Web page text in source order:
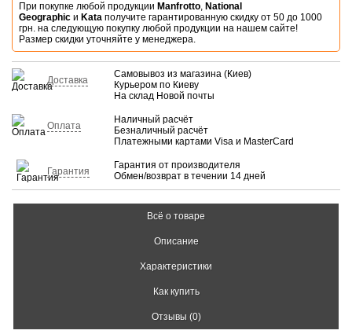
При покупке любой продукции Manfrotto, National
Geographic и Kata получите гарантированную скидку от 50 до 1000
грн. на следующую покупку любой продукции на нашем сайте!
Размер скидки уточняйте у менеджера.
Доставка
Самовывоз из магазина (Киев)
Курьером по Киеву
На склад Новой почты
Оплата
Наличный расчёт
Безналичный расчёт
Платежными картами Visa и MasterCard
Гарантия
Гарантия от производителя
Обмен/возврат в течении 14 дней
Всё о товаре
Описание
Характеристики
Как купить
Отзывы (0)